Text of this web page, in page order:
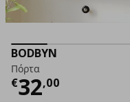
BODBYN
Πόρτα
€32,00
Τρέχουσα